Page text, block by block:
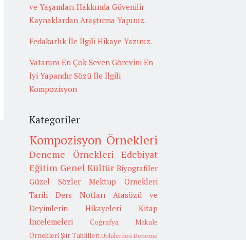
ve Yaşamları Hakkında Güvenilir
Kaynaklardan Araştırma Yapınız.
Fedakarlık İle İlgili Hikaye Yazınız.
Vatanını En Çok Seven Görevini En
İyi Yapandır Sözü İle İlgili
Kompozisyon
Kategoriler
Kompozisyon Örnekleri
Deneme Örnekleri
Edebiyat
Eğitim Genel Kültür Biyografiler
Güzel Sözler
Mektup Örnekleri
Tarih
Ders Notları
Atasözü ve
Deyimlerin Hikayeleri
Kitap
İncelemeleri
Coğrafya
Makale
Örnekleri Şiir Tahlilleri Ünlülerden Deneme